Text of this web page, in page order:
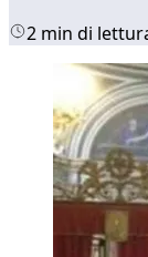
2 min di